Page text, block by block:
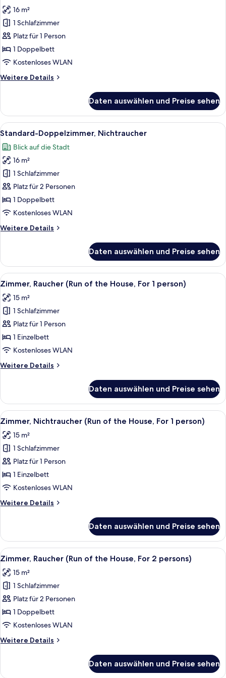
Standard-
Doppelzimmer,
Raucher
anzeigen
16 m²
1 Schlafzimmer
Platz für 1 Person
1 Doppelbett
Kostenloses WLAN
Weitere Details
Weitere
Doppelzimmer,
Raucher
Daten auswählen und Preise sehen
Alle
Fotos
für
Standard-
Doppelzimmer,
Nichtraucher
anzeigen
Ein Hotelzimmer mit einem Bett,
4
Standard-Doppelzimmer, Nichtraucher
Blick auf die Stadt
16 m²
1 Schlafzimmer
Platz für 2 Personen
1 Doppelbett
Kostenloses WLAN
Weitere Details
Weitere
Doppelzimmer,
Nichtraucher
Daten auswählen und Preise sehen
Alle
Fotos
für
Zimmer,
Raucher
(Run
of
House,
person)
anzeigen
Ein Hotelzimmer mit einem Bett,
5
Zimmer, Raucher (Run of the House, For 1 person)
15 m²
1 Schlafzimmer
Platz für 1 Person
1 Einzelbett
Kostenloses WLAN
Weitere Details
Weitere
Raucher
(Run
of
House,
For
person)
Daten auswählen und Preise sehen
Alle
Fotos
für
Zimmer,
Nichtraucher
(Run
of
House,
person)
anzeigen
Ein Hotelzimmer mit einem Bett,
5
Zimmer, Nichtraucher (Run of the House, For 1 person)
15 m²
1 Schlafzimmer
Platz für 1 Person
1 Einzelbett
Kostenloses WLAN
Weitere Details
Weitere
Nichtraucher
(Run
of
House,
For
person)
Daten auswählen und Preise sehen
Alle
Fotos
für
Zimmer,
Raucher
(Run
of
House,
Ein Hotelzimmer mit Bett, Fenster
5
Zimmer, Raucher (Run of the House, For 2 persons)
15 m²
1 Schlafzimmer
Platz für 2 Personen
1 Doppelbett
Kostenloses WLAN
Weitere Details
Weitere
Raucher
Daten auswählen und Preise sehen